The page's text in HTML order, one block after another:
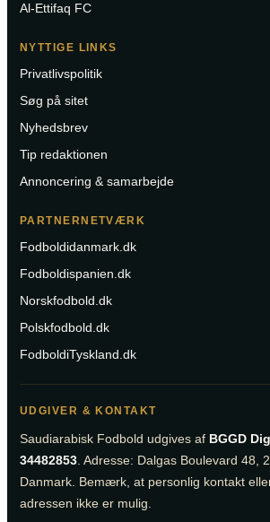
Al-Ettifaq FC
NYTTIGE LINKS
Privatlivspolitik
Søg på sitet
Nyhedsbrev
Tip redaktionen
Annoncering & samarbejde
PARTNERNETVÆRK
Fodboldidanmark.dk
Fodboldispanien.dk
Norskfodbold.dk
Polskfodbold.dk
FodboldiTyskland.dk
UDGIVER & KONTAKT
Saudiarabisk Fodbold udgives af BGGD
34482853. Adresse: Dalgas Boulevard 48,
Danmark. Bemærk, at personlig kontakt
adressen ikke er mulig.